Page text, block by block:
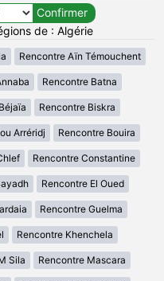
de : Algérie
Rencontre Aïn Témouchent
Rencontre Batna
Rencontre Biskra
Arréridj Rencontre Bouira
Rencontre Constantine
Rencontre El Oued
Rencontre Guelma
Rencontre Khenchela
Sila Rencontre Mascara